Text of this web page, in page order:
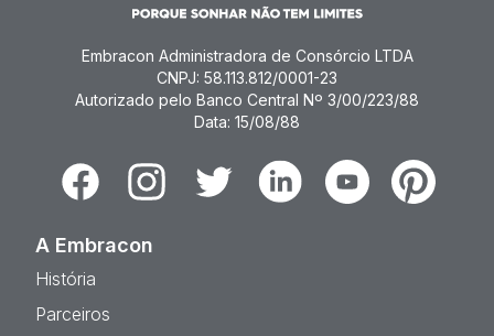
Embracon Administradora de Consórcio LTDA
CNPJ: 58.113.812/0001-23
Autorizado pelo Banco Central Nº 3/00/223/88
Data: 15/08/88
FacebookInstagramTwitter LinkedinYoutubePinterest
A Embracon
História
Parceiros